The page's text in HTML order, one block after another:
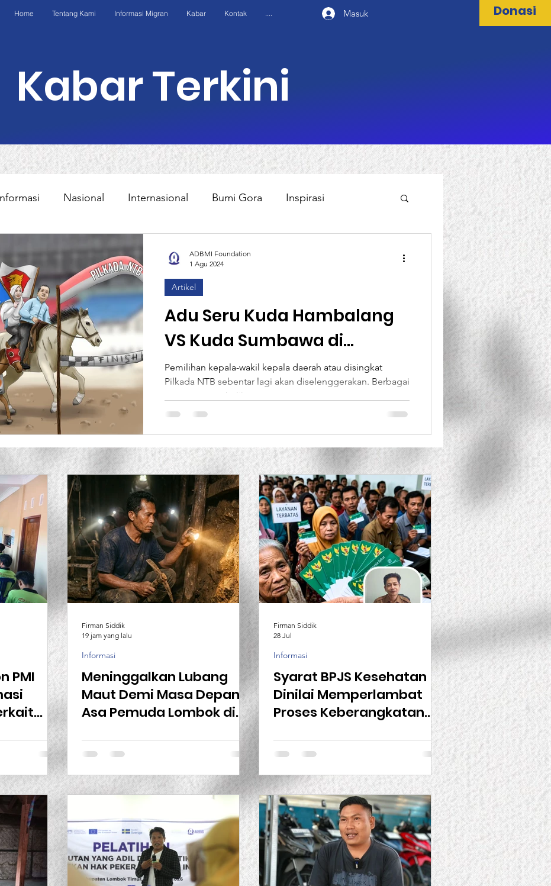
Home Tentang Kami Informasi Migran Kabar Kontak .... Masuk Donasi
Kabar Terkini
Nasional Internasional Bumi Gora Inspirasi
Edukasi Program
Lembaga Generasi Bintasng Sejahtera
Analisa Info Loker Slider Environment Projects
Post Formats
Adu Seru Kuda Hambalang
VS Kuda Sumbawa di
PILKADA NTB
Pemilihan kepala-wakil kepala daerah atau disingkat
Pilkada NTB sebentar lagi akan diselenggerakan. Berbagai
poster-poster, baliho, papan...
Artikel
ADBMI Foundation
1 Agu 2024
PMI
Meninggalkan Lubang
Maut Demi Masa Depan,
Asa Pemuda Lombok di
Informasi
Firman Siddik
19 jam yang lalu
Syarat BPJS Kesehatan
Dinilai Memperlambat
Proses Keberangkatan
Informasi
Firman Siddik
28 Jul